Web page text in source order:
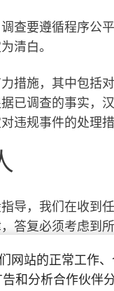
查要遵循程序公
清白。
措施，其中包括
已调查的事实，
违规事件的处理措
导，我们在收到
答复必须考虑到
们会保护每位
网站的正常工作
和分析合作伙伴